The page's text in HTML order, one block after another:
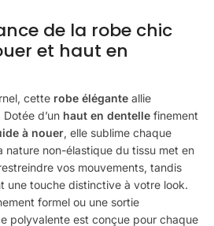
de la robe chic
et haut en
cette robe élégante allie
d’un haut en dentelle finement
à nouer, elle sublime chaque
nature non-élastique du tissu met en
vos mouvements, tandis
une touche distinctive à votre look.
formel ou une sortie
polyvalente est conçue pour chaque